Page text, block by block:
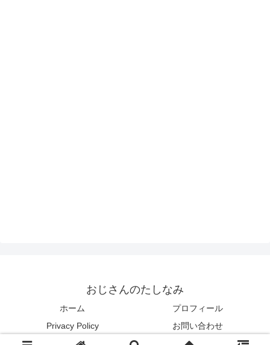
おじさんのたしなみ
ホーム
プロフィール
Privacy Policy
お問い合わせ